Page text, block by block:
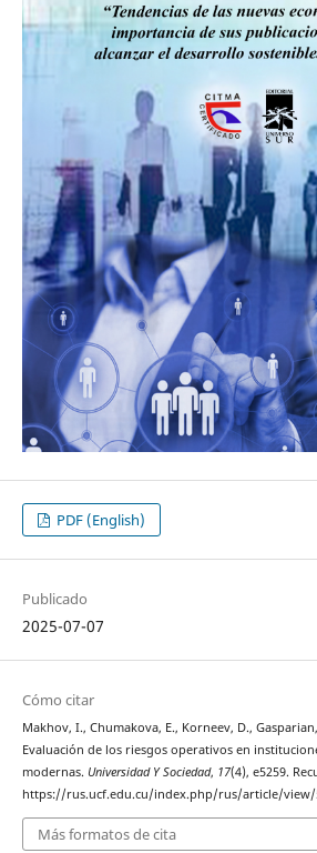
PDF (English)
Publicado
2025-07-07
Cómo citar
Makhov, I., Chumakova, E., Korneev, D.,
Evaluación de los riesgos operativos en
modernas. Universidad Y Sociedad, 17(4), e5259.
https://rus.ucf.edu.cu/index.php/rus/article/view/
Más formatos de cita